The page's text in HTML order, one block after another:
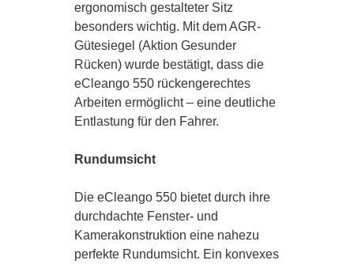
MERCEDES-BENZ
ergonomisch gestalteter Sitz
besonders wichtig. Mit dem AGR-
Gütesiegel (Aktion Gesunder
Rücken) wurde bestätigt, dass die
eCleango 550 rückengerechtes
Arbeiten ermöglicht – eine deutliche
Entlastung für den Fahrer.
Rundumsicht
Die eCleango 550 bietet durch ihre
durchdachte Fenster- und
Kamerakonstruktion eine nahezu
perfekte Rundumsicht. Ein konvexes